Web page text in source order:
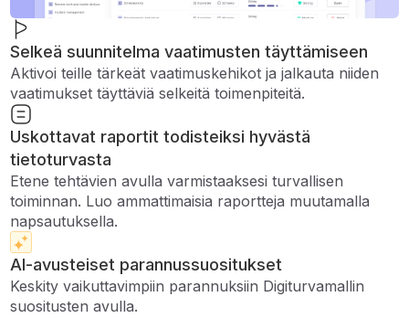
Selkeä suunnitelma vaatimusten täyttämiseen
Aktivoi teille tärkeät vaatimuskehikot ja jalkauta niiden
vaatimukset täyttäviä selkeitä toimenpiteitä.
Uskottavat raportit todisteiksi hyvästä
tietoturvasta
Etene tehtävien avulla varmistaaksesi turvallisen
toiminnan. Luo ammattimaisia ​​raportteja muutamalla
napsautuksella.
AI-avusteiset parannussuositukset
Keskity vaikuttavimpiin parannuksiin Digiturvamallin
suositusten avulla.